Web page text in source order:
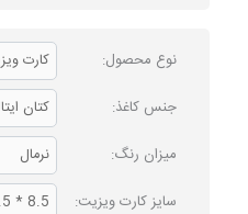
نوع محصول:
جنس کاغذ:
میزان رنگ:
سایز کارت ویزیت: